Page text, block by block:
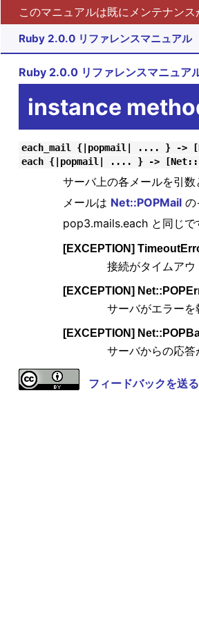
このマニュアルは既にメンテナン
Ruby 2.0.0 リファレンスマニュアル
Ruby 2.0.0 リファレンスマニュア
instance
each_mail {|popmail| .... } ->
each {|popmail| .... } ->
サーバ上の各メールを引数
メールは Net::POPMailの
pop3.mails.each と同じで
[EXCEPTION]
接続がタイムア
[EXCEPTION]
サーバがエラー
[EXCEPTION]
サーバからの応
フィードバックを送る